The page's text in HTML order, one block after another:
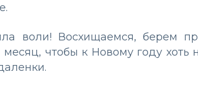
воли! Восхищаемся, берем
месяц, чтобы к Новому году